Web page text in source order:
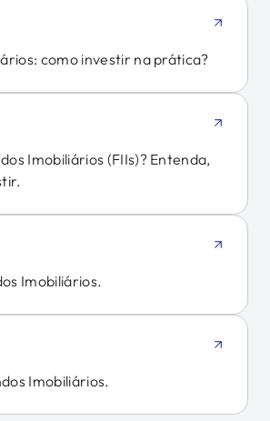
como investir na prática?
Imobiliários (FIIs)? Entenda,
Imobiliários.
Imobiliários.